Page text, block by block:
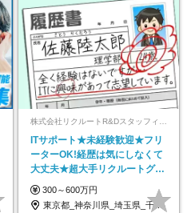
ITサポート★未経験歓迎★フリ
ーターOK!経歴は気にしなくて
大丈夫★超大手リクルートグル
ープの正社員/sg
300～600万円
東京都_神奈川県_埼玉県_千葉県_大阪府…